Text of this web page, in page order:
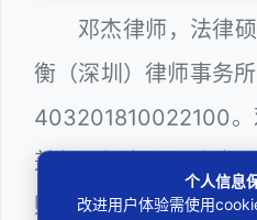
邓杰律师，法律
衡（深圳）律师事务
403201810022100。
兼任深圳市人民政府
购评审专家（法律类
个人信息
改进用户体验需使用